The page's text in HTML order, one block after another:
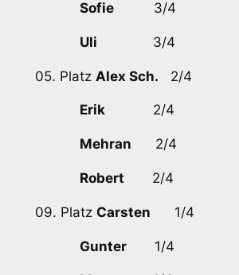
Sofie3/4
Uli 3/4
05. Platz Alex Sch. 2/4
Erik2/4
Mehran 2/4
Robert 2/4
09. Platz Carsten 1/4
Gunter1/4